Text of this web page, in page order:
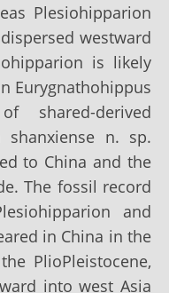
Plesiohipparion
westward
is likely
Eurygnathohippus
derived
shanxiense n. sp.
to China and the
The fossil record
and
in China in the
PlioPleistocene,
into west Asia